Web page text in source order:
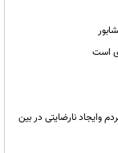
است
وایجاد نارضایتی در بین